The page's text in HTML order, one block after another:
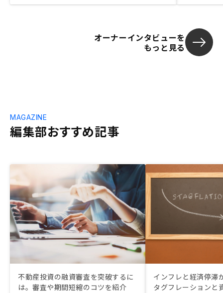
オーナーインタビューを
もっと見る
編集部おすすめ記事
MAGAZINE
不動産投資の融資審査を突破するに
は。審査や期間短縮のコツを紹介
インフレと経済停滞
タグフレーションと